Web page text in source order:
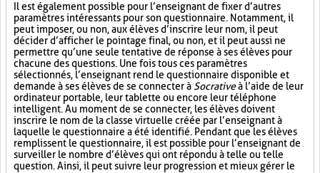
Il est également possible pour l’enseignant de fixer d’autres
paramètres intéressants pour son questionnaire. Notamment, il
peut imposer, ou non, aux élèves d’inscrire leur nom, il peut
décider d’afficher le pointage final, ou non, et il peut aussi ne
permettre qu’une seule tentative de réponse à ses élèves pour
chacune des questions. Une fois tous ces paramètres
sélectionnés, l’enseignant rend le questionnaire disponible et
demande à ses élèves de se connecter à Socrativeà l’aide de leur
ordinateur portable, leur tablette ou encore leur téléphone
intelligent. Au moment de se connecter, les élèves doivent
inscrire le nom de la classe virtuelle créée par l’enseignant à
laquelle le questionnaire a été identifié. Pendant que les élèves
remplissent le questionnaire, il est possible pour l’enseignant de
surveiller le nombre d’élèves qui ont répondu à telle ou telle
question. Ainsi, il peut suivre leur progression et mieux gérer le